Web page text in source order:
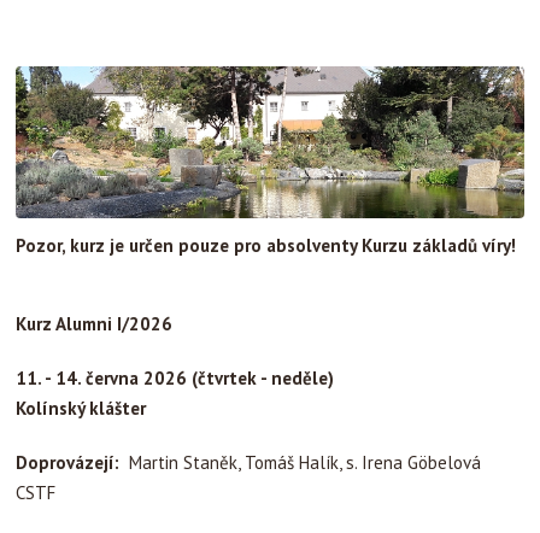
Pozor, kurz je určen pouze pro absolventy Kurzu základů víry!
Kurz Alumni I/2026
11. - 14. června 2026 (čtvrtek - neděle)
Kolínský klášter
Doprovázejí: Martin Staněk, Tomáš Halík, s. Irena Göbelová
CSTF